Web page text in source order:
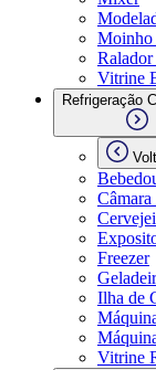
Moinho
Vitrine
Refrigeração
Freezer
Ilha de
Vitrine